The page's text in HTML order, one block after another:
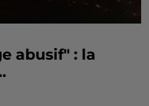
abusif" : la